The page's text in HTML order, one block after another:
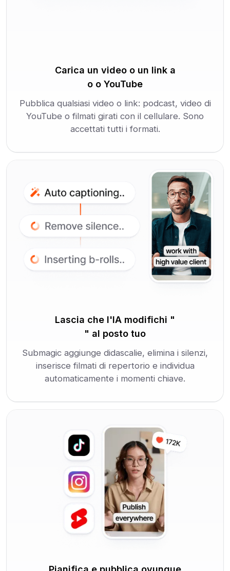
Carica un video o un link a
o o YouTube
Pubblica qualsiasi video o link: podcast, video di
YouTube o filmati girati con il cellulare. Sono
accettati tutti i formati.
Lascia che l'IA modifichi "
" al posto tuo
Submagic aggiunge didascalie, elimina i silenzi,
inserisce filmati di repertorio e individua
automaticamente i momenti chiave.